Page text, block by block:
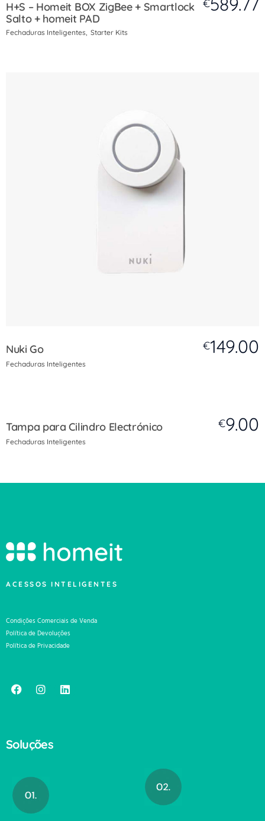
H+S – Homeit BOX ZigBee + Smartlock
Salto + homeit PAD
€
Fechaduras Inteligentes Starter Kits
Nuki Go €149.00
Fechaduras Inteligentes
Tampa para Cilindro Electrónico €9.00
Fechaduras Inteligentes
ACESSOS INTELIGENTES
Condições Comerciais de Venda
Política de Devoluções
Política de Privacidade
Soluções